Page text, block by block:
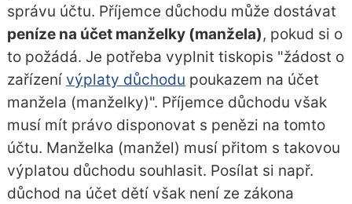
správu účtu. Příjemce důchodu může dostávat
peníze na účet manželky (manžela), pokud si o
to požádá. Je potřeba vyplnit tiskopis "žádost o
zařízení výplaty důchodu poukazem na účet
manžela (manželky)". Příjemce důchodu však
musí mít právo disponovat s penězi na tomto
účtu. Manželka (manžel) musí přitom s takovou
výplatou důchodu souhlasit. Posílat si např.
důchod na účet dětí však není ze zákona